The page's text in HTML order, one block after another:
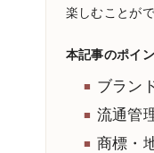
楽しむことがで
本記事のポイン
ブラン
流通管
商標・